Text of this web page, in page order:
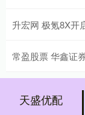
升宏网 极氪8X开
常盈股票 华鑫证
天盛优配